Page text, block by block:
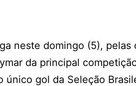
neste domingo (5),
da principal
gol da Seleção